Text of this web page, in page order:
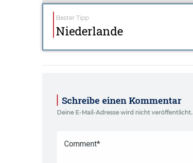
Bester Tipp
Niederlande
Schreibe einen Kommentar
Deine E-Mail-Adresse wird nicht veröffentlicht.